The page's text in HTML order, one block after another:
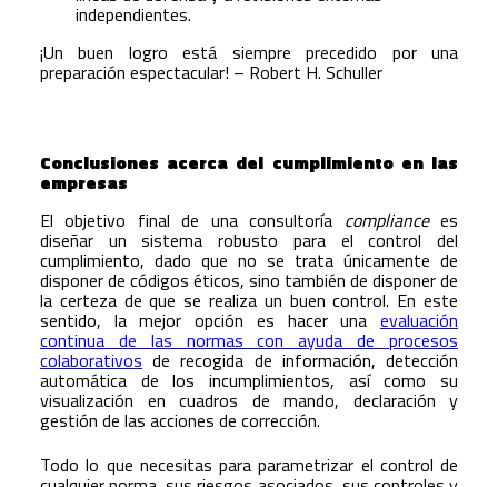
independientes.
¡Un buen logro está siempre precedido por una
preparación espectacular! – Robert H. Schuller
Conclusiones acerca del cumplimiento en las
empresas
El objetivo final de una consultoría compliancees
diseñar un sistema robusto para el control del
cumplimiento, dado que no se trata únicamente de
disponer de códigos éticos, sino también de disponer de
la certeza de que se realiza un buen control. En este
sentido, la mejor opción es hacer una evaluación
continua de las normas con ayuda de procesos
colaborativos de recogida de información, detección
automática de los incumplimientos, así como su
visualización en cuadros de mando, declaración y
gestión de las acciones de corrección.
Todo lo que necesitas para parametrizar el control de